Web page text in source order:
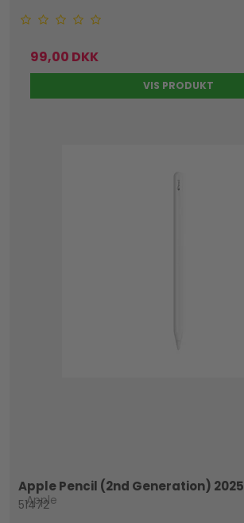
99,00 DKK
VIS PRODUKT
Apple Pencil (2nd Generation) 2025
Apple
51472